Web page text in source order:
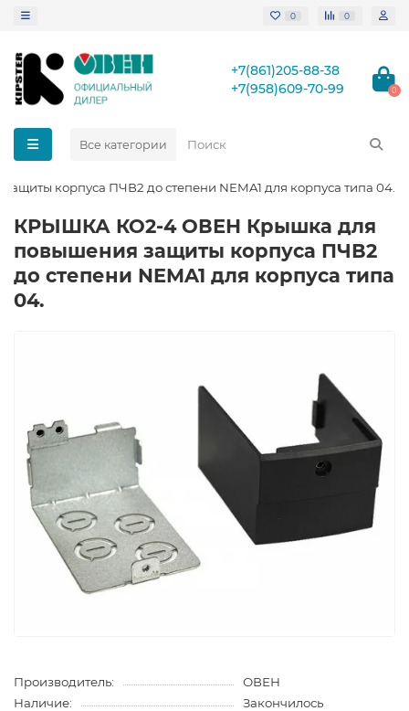
0 0
+7(861)205-88-38
+7(958)609-70-99
0
Все категории
корпуса ПЧВ2 до степени NEMA1 для корпуса типа 04.
КРЫШКА КО2-4 ОВЕН Крышка для
повышения защиты корпуса ПЧВ2
до степени NEMA1 для корпуса типа
04.
Производитель:
ОВЕН
Наличие:
Закончилось